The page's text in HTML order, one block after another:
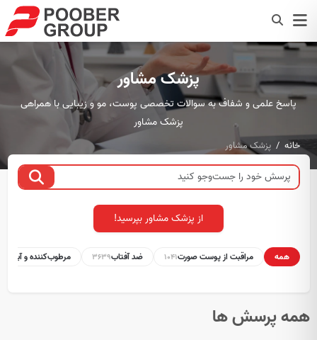
پزشک مشاور
پاسخ علمی و شفاف به سوالات تخصصی پوست، مو و زیبایی با همراهی
پزشک مشاور
خانه پزشک مشاور
از پزشک مشاور بپرسید!
همه مراقبت از پوست صورت1041 ضد آفتاب3639 مرطوب‌کننده و آبرسان
همه پرسش ها